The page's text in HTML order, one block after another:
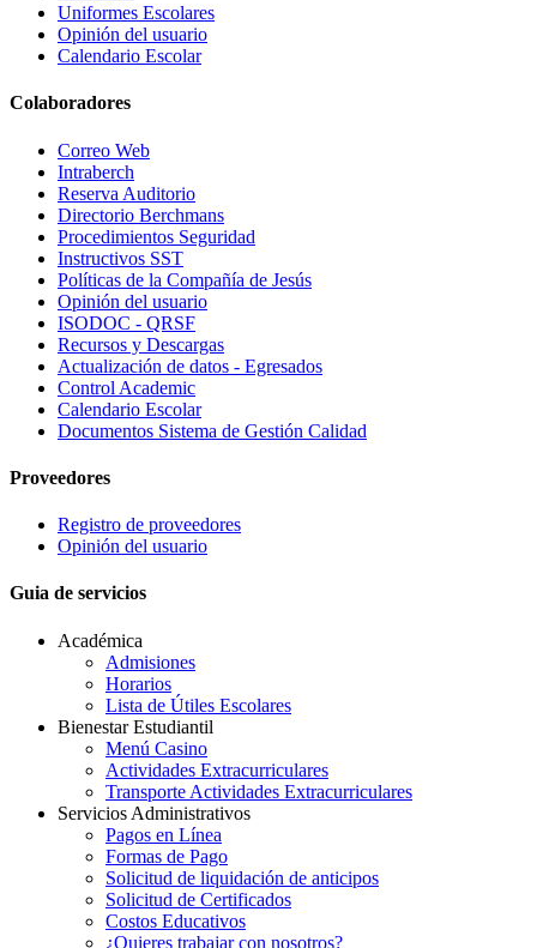
Uniformes Escolares
Opinión del usuario
Calendario Escolar
Colaboradores
Correo Web
Intraberch
Reserva Auditorio
Directorio Berchmans
Procedimientos Seguridad
Instructivos SST
Políticas de la Compañía de Jesús
Opinión del usuario
ISODOC - QRSF
Recursos y Descargas
Actualización de datos - Egresados
Control Academic
Calendario Escolar
Documentos Sistema de Gestión Calidad
Proveedores
Registro de proveedores
Opinión del usuario
Guia de servicios
Académica
Admisiones
Horarios
Lista de Útiles Escolares
Bienestar Estudiantil
Menú Casino
Actividades Extracurriculares
Transporte Actividades Extracurriculares
Servicios Administrativos
Pagos en Línea
Formas de Pago
Solicitud de liquidación de anticipos
Solicitud de Certificados
Costos Educativos
¿Quieres trabajar con nosotros?